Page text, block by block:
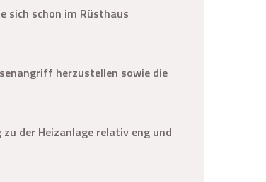
sich schon im Rüsthaus
herzustellen sowie die
der Heizanlage relativ eng und